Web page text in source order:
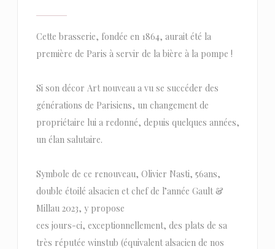
Cette brasserie, fondée en 1864, aurait été la
première de Paris à servir de la bière à la pompe !
Si son décor Art nouveau a vu se succéder des
générations de Parisiens, un changement de
propriétaire lui a redonné, depuis quelques années,
un élan salutaire.
Symbole de ce renouveau, Olivier Nasti, 56ans,
double étoilé alsacien et chef de l’année Gault &
Millau 2023, y propose
ces jours-ci, exceptionnellement, des plats de sa
très réputée winstub (équivalent alsacien de nos